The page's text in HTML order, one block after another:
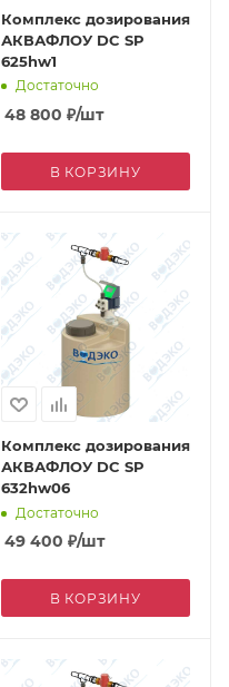
Комплекс дозирования
АКВАФЛОУ DC SP
625hw1
Достаточно
48 800 ₽/шт
В КОРЗИНУ
Комплекс дозирования
АКВАФЛОУ DC SP
632hw06
Достаточно
49 400 ₽/шт
В КОРЗИНУ